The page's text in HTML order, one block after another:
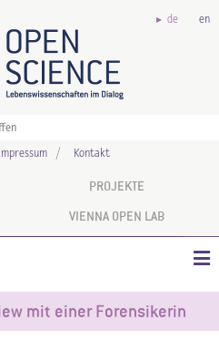
de en
Kontakt
PROJEKTE
VIENNA OPEN LAB
mit einer Forensikerin